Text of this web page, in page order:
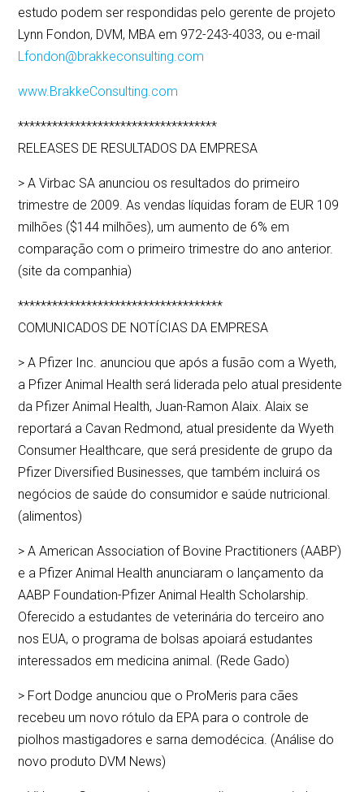
estudo podem ser respondidas pelo gerente de projeto
Lynn Fondon, DVM, MBA em 972-243-4033, ou e-mail
Lfondon@brakkeconsulting.com
www.BrakkeConsulting.com
***********************************
RELEASES DE RESULTADOS DA EMPRESA
> A Virbac SA anunciou os resultados do primeiro
trimestre de 2009. As vendas líquidas foram de EUR 109
milhões ($144 milhões), um aumento de 6% em
comparação com o primeiro trimestre do ano anterior.
(site da companhia)
************************************
COMUNICADOS DE NOTÍCIAS DA EMPRESA
> A Pfizer Inc. anunciou que após a fusão com a Wyeth,
a Pfizer Animal Health será liderada pelo atual presidente
da Pfizer Animal Health, Juan-Ramon Alaix. Alaix se
reportará a Cavan Redmond, atual presidente da Wyeth
Consumer Healthcare, que será presidente de grupo da
Pfizer Diversified Businesses, que também incluirá os
negócios de saúde do consumidor e saúde nutricional.
(alimentos)
> A American Association of Bovine Practitioners (AABP)
e a Pfizer Animal Health anunciaram o lançamento da
AABP Foundation-Pfizer Animal Health Scholarship.
Oferecido a estudantes de veterinária do terceiro ano
nos EUA, o programa de bolsas apoiará estudantes
interessados em medicina animal. (Rede Gado)
> Fort Dodge anunciou que o ProMeris para cães
recebeu um novo rótulo da EPA para o controle de
piolhos mastigadores e sarna demodécica. (Análise do
novo produto DVM News)